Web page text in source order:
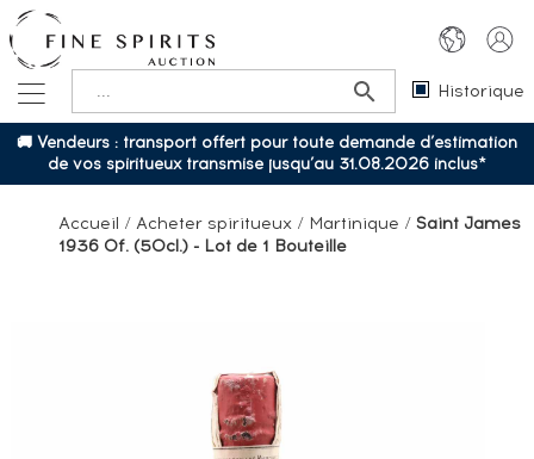
Historique
🚚 Vendeurs : transport offert pour toute demande d’estimation
de vos spiritueux transmise jusqu’au 31.08.2026 inclus*
Accueil / Acheter spiritueux / Martinique / Saint James
1936 Of. (50cl.) - Lot de 1 Bouteille